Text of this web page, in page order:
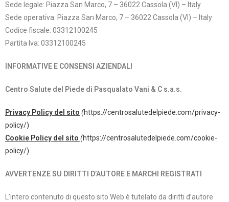
Sede legale: Piazza San Marco, 7 – 36022 Cassola (VI) – Italy
Sede operativa: Piazza San Marco, 7 – 36022 Cassola (VI) – Italy
Codice fiscale: 03312100245
Partita Iva: 03312100245
INFORMATIVE E CONSENSI AZIENDALI
Centro Salute del Piede di Pasqualato Vani & C s.a.s.
Privacy Policy del sito (https://centrosalutedelpiede.com/privacy-
policy/)
Cookie Policy del sito (https://centrosalutedelpiede.com/cookie-
policy/)
AVVERTENZE SU DIRITTI D’AUTORE E MARCHI REGISTRATI
L’intero contenuto di questo sito Web è tutelato da diritti d’autore